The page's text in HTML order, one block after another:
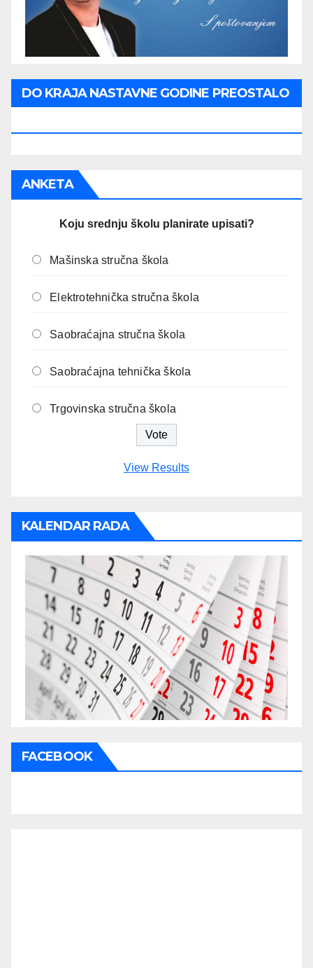
DO KRAJA NASTAVNE GODINE PREOSTALO
ANKETA
Koju srednju školu planirate upisati?
Mašinska stručna škola
Elektrotehnička stručna škola
Saobraćajna stručna škola
Saobraćajna tehnička škola
Trgovinska stručna škola
View Results
KALENDAR RADA
FACEBOOK